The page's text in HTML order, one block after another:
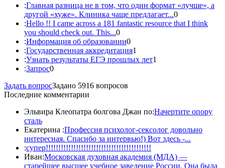
:Главная разница не в том, что один формат «лучше», а
другой «хуже». Клиника чаще предлагает...0
:Hello !! I came across a 181 fantastic resource that I think
you should check out. This...0
:Информация об образовании0
:Государственная аккредитация1
:Узнать результаты ЕГЭ прошлых лет1
:Запрос0
Задать вопросЗадано 5916 вопросов
Последние комментарии
Эльвира Клеопатра болгова Джан по:Начертите опору
сталь
Екатерина :Профессия психолог-сексолог довольно
интересная. Спасибо за интервью!) Вот здесь -...
:супер!!!!!!!!!!!!!!!!!!!!!!!!!!!!!!!!!!!!!!!!!!
Иван:Московская духовная академия (МДА) —
старейшее высшее учебное заведение России. Она была